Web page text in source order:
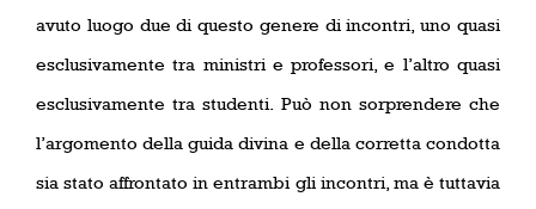
avuto luogo due di questo genere di incontri, uno quasi
esclusivamente tra ministri e professori, e l’altro quasi
esclusivamente tra studenti. Può non sorprendere che
l’argomento della guida divina e della corretta condotta
sia stato affrontato in entrambi gli incontri, ma è tuttavia